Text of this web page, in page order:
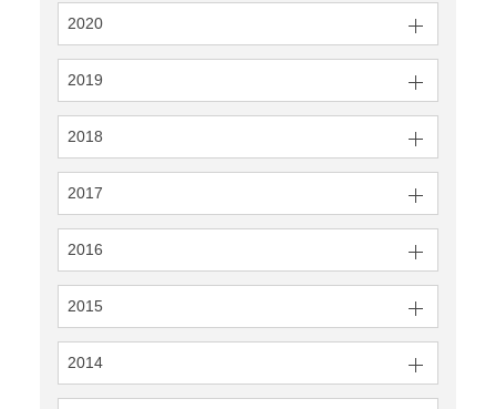
2020
2019
2018
2017
2016
2015
2014